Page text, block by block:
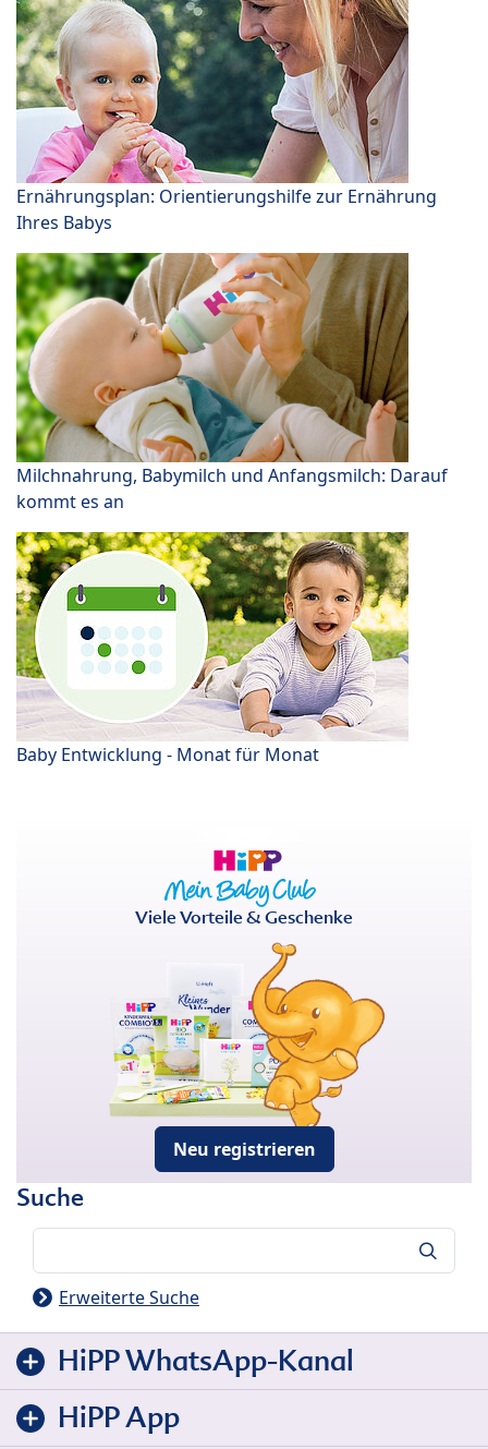
Ernährungsplan: Orientierungshilfe zur Ernährung
Ihres Babys
Milchnahrung, Babymilch und Anfangsmilch: Darauf
kommt es an
Baby Entwicklung - Monat für Monat
Viele Vorteile & Geschenke
Neu registrieren
Suche
Erweiterte Suche
HiPP WhatsApp-Kanal
HiPP App